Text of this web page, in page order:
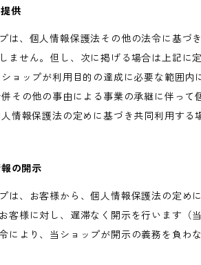
供
は、個人情報保護法その他の法令に基づ
ません。但し、次に掲げる場合は上記に
ショップが利用目的の達成に必要な範囲
併その他の事由による事業の承継に伴っ
人情報保護法の定めに基づき共同利用する
の開示
は、お客様から、個人情報保護法の定め
客様に対し、遅滞なく開示を行います（
により、当ショップが開示の義務を負わ